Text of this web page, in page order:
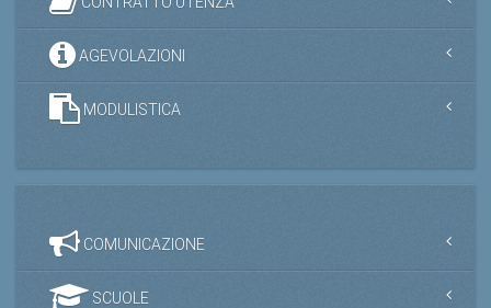
AGEVOLAZIONI
MODULISTICA
COMUNICAZIONE
SCUOLE